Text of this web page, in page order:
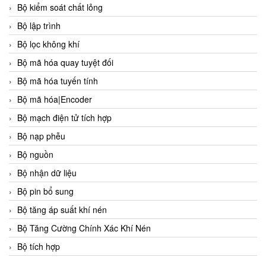
Bộ kiểm soát chất lỏng
Bộ lập trình
Bộ lọc không khí
Bộ mã hóa quay tuyệt đối
Bộ mã hóa tuyến tính
Bộ mã hóa|Encoder
Bộ mạch điện tử tích hợp
Bộ nạp phễu
Bộ nguồn
Bộ nhận dữ liệu
Bộ pin bổ sung
Bộ tăng áp suất khí nén
Bộ Tăng Cường Chính Xác Khí Nén
Bộ tích hợp